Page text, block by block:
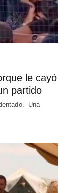
le cayó
partido
Una